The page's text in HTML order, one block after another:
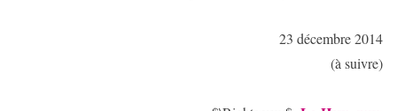
23 décembre 2014
(à suivre)